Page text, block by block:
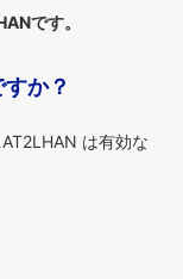
です。
か？
は有効な